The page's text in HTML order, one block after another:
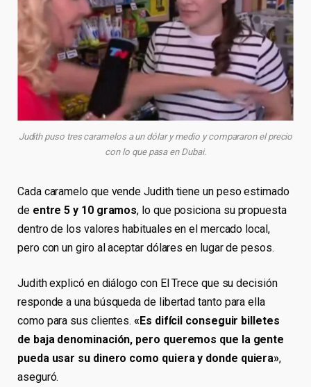
Judith puso tres caramelos a un dólar y medio y compararon el precio
con lo que pasa en Dubai.
Cada caramelo que vende Judith tiene un peso estimado
de entre 5 y 10 gramos, lo que posiciona su propuesta
dentro de los valores habituales en el mercado local,
pero con un giro al aceptar dólares en lugar de pesos.
Judith explicó en diálogo con El Trece que su decisión
responde a una búsqueda de libertad tanto para ella
como para sus clientes.«Es difícil conseguir billetes
de baja denominación, pero queremos que la gente
pueda usar su dinero como quiera y donde quiera»,
aseguró.